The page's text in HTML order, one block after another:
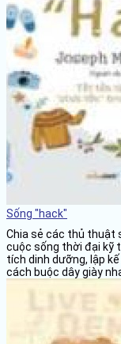
Sống "hack"
Chia sẻ các thủ thuật
cuộc sống thời đại kỹ
tích dinh dưỡng, lập
cách buộc dây giày